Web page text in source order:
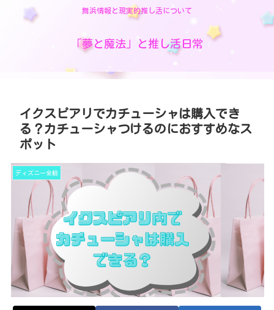
舞浜情報と現実的推し活について
「夢と魔法」と推し活日常
イクスピアリでカチューシャは購入でき
る？カチューシャつけるのにおすすめなス
ポット
ディズニー全般